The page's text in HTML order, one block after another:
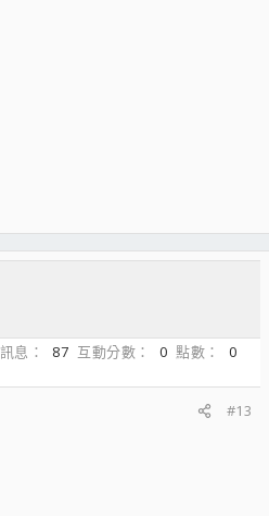
訊息 87 互動分數 0 點數
0
#13